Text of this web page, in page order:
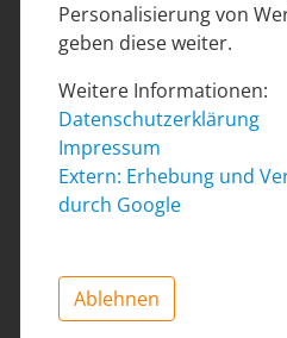
Bild 10
Die Pfarrkirche
Dolors liegt am Platz
wurde Ende des 19.
neogotischen
Personalisierung von
geben diese weiter.
Weitere Informationen:
Datenschutzerklärung
Impressum
Extern: Erhebung und
durch Google
Ablehnen